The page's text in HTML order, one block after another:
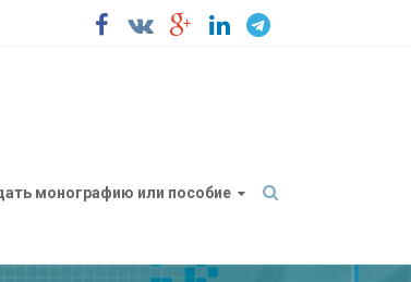
монографию или пособие